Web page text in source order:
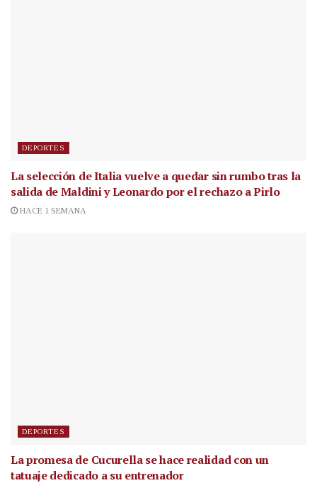
DEPORTES
La selección de Italia vuelve a quedar sin rumbo tras la
salida de Maldini y Leonardo por el rechazo a Pirlo
HACE 1 SEMANA
DEPORTES
La promesa de Cucurella se hace realidad con un
tatuaje dedicado a su entrenador